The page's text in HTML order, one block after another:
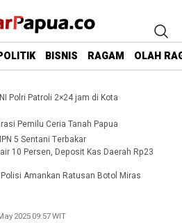
BISNIS RAGAM OLAH
Polri Patroli 2×24 jam di Kota
Pemilu Ceria Tanah Papua
5 Sentani Terbakar
10 Persen, Deposit Kas Daerah Rp23
Amankan Ratusan Botol Miras
202509:57WIT